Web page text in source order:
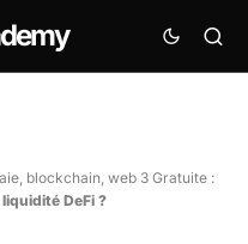
blockchain, web 3 Gratuite :
DeFi ?